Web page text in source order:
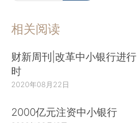
相关阅读
财新周刊|改革中小银行进行
时
2020年08月22日
2000亿元注资中小银行